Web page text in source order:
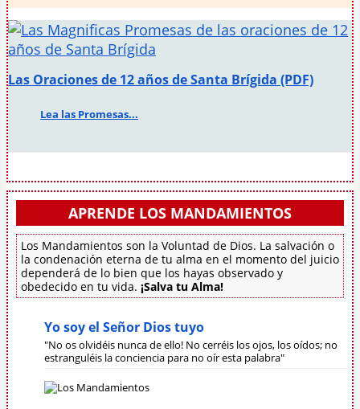
Las Oraciones de 12 años de Santa Brígida (PDF)
Lea las Promesas...
APRENDE LOS MANDAMIENTOS
Los Mandamientos son la Voluntad de Dios. La salvación o
la condenación eterna de tu alma en el momento del juicio
dependerá de lo bien que los hayas observado y
obedecido en tu vida. ¡Salva tu Alma!
Yo soy el Señor Dios tuyo
"No os olvidéis nunca de ello! No cerréis los ojos, los oídos; no
estranguléis la conciencia para no oír esta palabra"